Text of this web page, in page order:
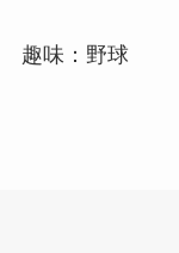
趣味：野球